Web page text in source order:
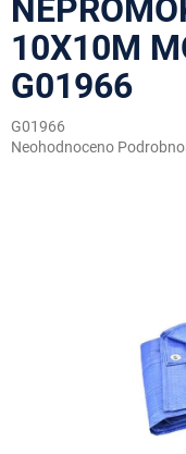
10X10M
G01966
G01966
Průměrné
Neohodnoceno